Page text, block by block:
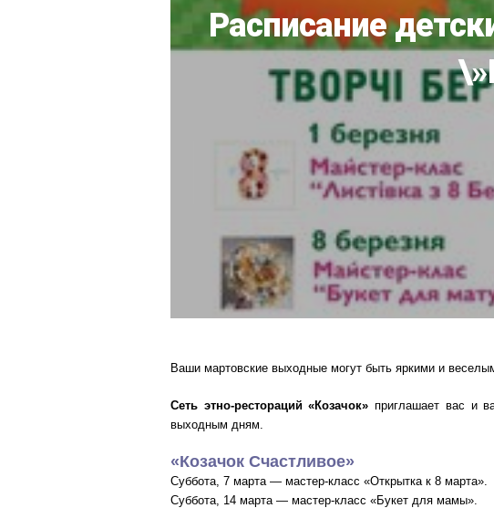
Расписание
Ваши мартовские выходные могут быть яркими и
Сеть этно-рестораций «Козачок» приглашает вас и
выходным дням.
«Козачок Счастливое»
Суббота, 7 марта — мастер-класс «Открытка к 8 марта».
Суббота, 14 марта — мастер-класс «Букет для мамы».